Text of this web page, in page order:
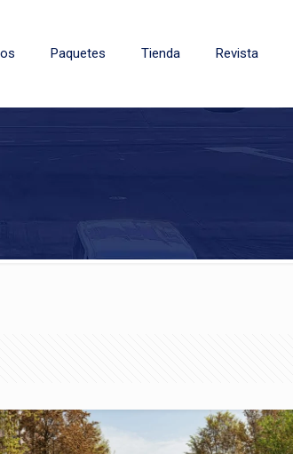
Paquetes Tienda Revista